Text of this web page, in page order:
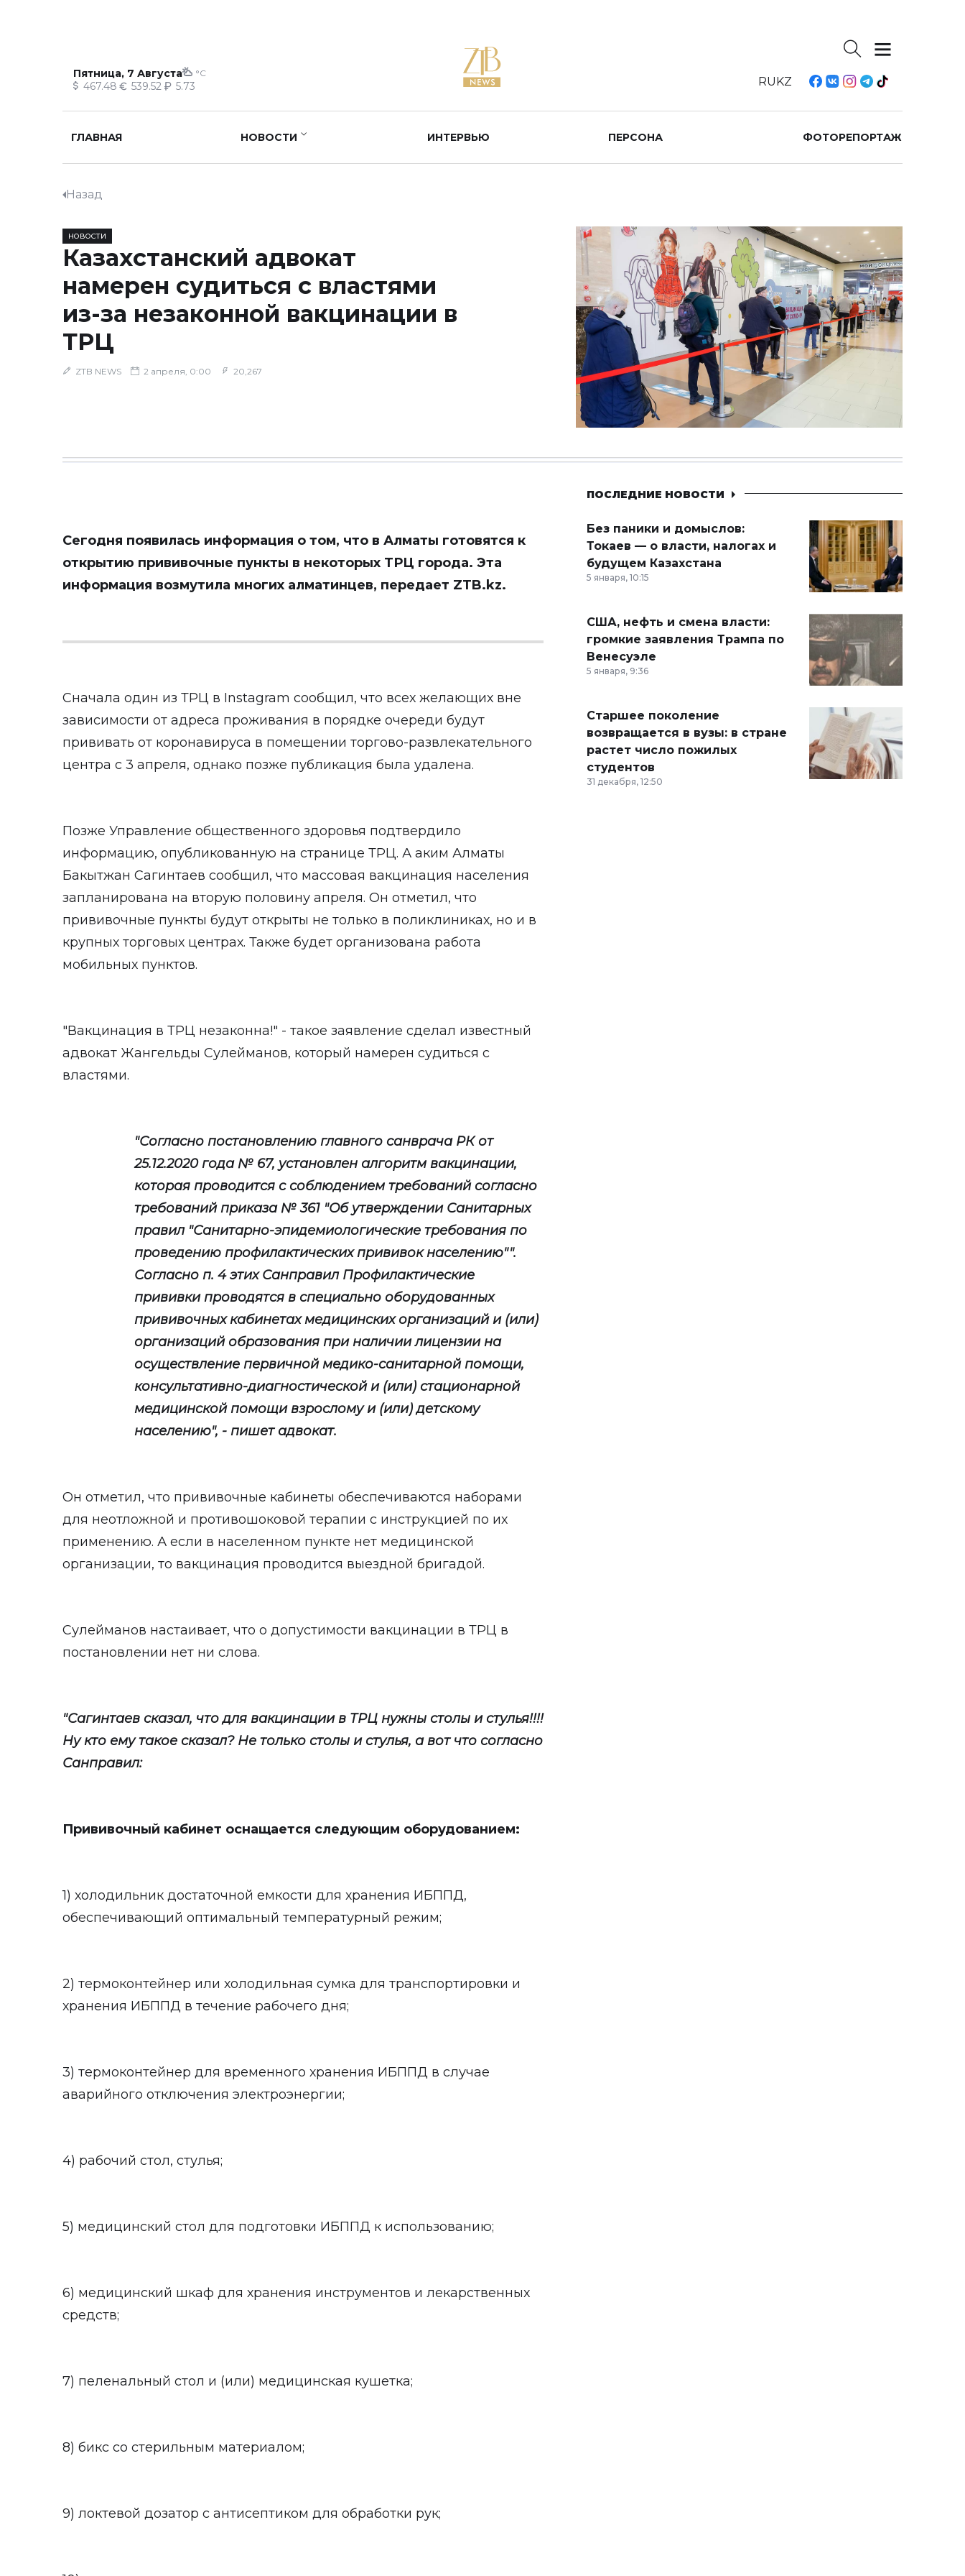
Пятница, 7 Августа °C
467.48 539.52 5.73 RUKZ
ГЛАВНАЯ НОВОСТИ ИНТЕРВЬЮ ПЕРСОНА ФОТОРЕПОРТАЖ
Назад
НОВОСТИ
Казахстанский адвокат
намерен судиться с властями
из-за незаконной вакцинации в
ТРЦ
ZTB NEWS 2 апреля, 0:00 20,267
Сегодня появилась информация о том, что в Алматы готовятся к
открытию прививочные пункты в некоторых ТРЦ города. Эта
информация возмутила многих алматинцев, передает ZTB.kz.
Сначала один из ТРЦ в Instagram сообщил, что всех желающих вне
зависимости от адреса проживания в порядке очереди будут
прививать от коронавируса в помещении торгово-развлекательного
центра с 3 апреля, однако позже публикация была удалена.
Позже Управление общественного здоровья подтвердило
информацию, опубликованную на странице ТРЦ. А аким Алматы
Бакытжан Сагинтаев сообщил, что массовая вакцинация населения
запланирована на вторую половину апреля. Он отметил, что
прививочные пункты будут открыты не только в поликлиниках, но и в
крупных торговых центрах. Также будет организована работа
мобильных пунктов.
"Вакцинация в ТРЦ незаконна!" - такое заявление сделал известный
адвокат Жангельды Сулейманов, который намерен судиться с
властями.
"Согласно постановлению главного санврача РК от
25.12.2020 года № 67, установлен алгоритм вакцинации,
которая проводится с соблюдением требований согласно
требований приказа № 361 "Об утверждении Санитарных
правил "Санитарно-эпидемиологические требования по
проведению профилактических прививок населению"".
Согласно п. 4 этих Санправил Профилактические
прививки проводятся в специально оборудованных
прививочных кабинетах медицинских организаций и (или)
организаций образования при наличии лицензии на
осуществление первичной медико-санитарной помощи,
консультативно-диагностической и (или) стационарной
медицинской помощи взрослому и (или) детскому
населению", - пишет адвокат.
Он отметил, что прививочные кабинеты обеспечиваются наборами
для неотложной и противошоковой терапии с инструкцией по их
применению. А если в населенном пункте нет медицинской
организации, то вакцинация проводится выездной бригадой.
Сулейманов настаивает, что о допустимости вакцинации в ТРЦ в
постановлении нет ни слова.
"Сагинтаев сказал, что для вакцинации в ТРЦ нужны столы и стулья!!!!
Ну кто ему такое сказал? Не только столы и стулья, а вот что согласно
Санправил:
Прививочный кабинет оснащается следующим оборудованием:
1) холодильник достаточной емкости для хранения ИБППД,
обеспечивающий оптимальный температурный режим;
2) термоконтейнер или холодильная сумка для транспортировки и
хранения ИБППД в течение рабочего дня;
3) термоконтейнер для временного хранения ИБППД в случае
аварийного отключения электроэнергии;
4) рабочий стол, стулья;
5) медицинский стол для подготовки ИБППД к использованию;
6) медицинский шкаф для хранения инструментов и лекарственных
средств;
7) пеленальный стол и (или) медицинская кушетка;
8) бикс со стерильным материалом;
9) локтевой дозатор с антисептиком для обработки рук;
ПОСЛЕДНИЕ НОВОСТИ
Без паники и домыслов:
Токаев — о власти, налогах и
будущем Казахстана
5 января, 10:15
США, нефть и смена власти:
громкие заявления Трампа по
Венесуэле
5 января, 9:36
Старшее поколение
возвращается в вузы: в стране
растет число пожилых
студентов
31 декабря, 12:50